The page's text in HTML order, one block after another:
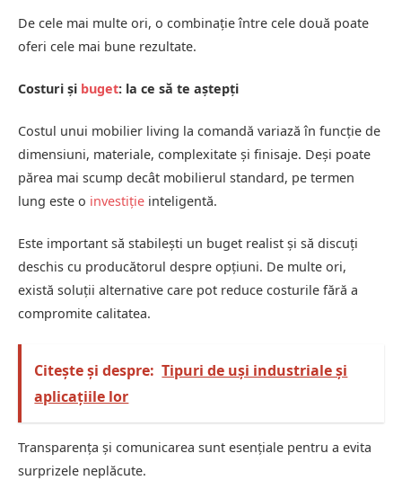
De cele mai multe ori, o combinație între cele două poate
oferi cele mai bune rezultate.
Costuri și buget: la ce să te aștepți
Costul unui mobilier living la comandă variază în funcție de
dimensiuni, materiale, complexitate și finisaje. Deși poate
părea mai scump decât mobilierul standard, pe termen
lung este o investiție inteligentă.
Este important să stabilești un buget realist și să discuți
deschis cu producătorul despre opțiuni. De multe ori,
există soluții alternative care pot reduce costurile fără a
compromite calitatea.
Citește și despre: Tipuri de uși industriale și
aplicațiile lor
Transparența și comunicarea sunt esențiale pentru a evita
surprizele neplăcute.